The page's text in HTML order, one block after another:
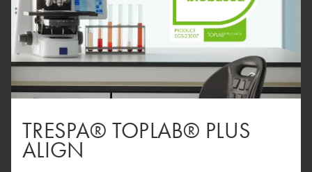
TRESPA® TOPLAB® PLUS
ALIGN